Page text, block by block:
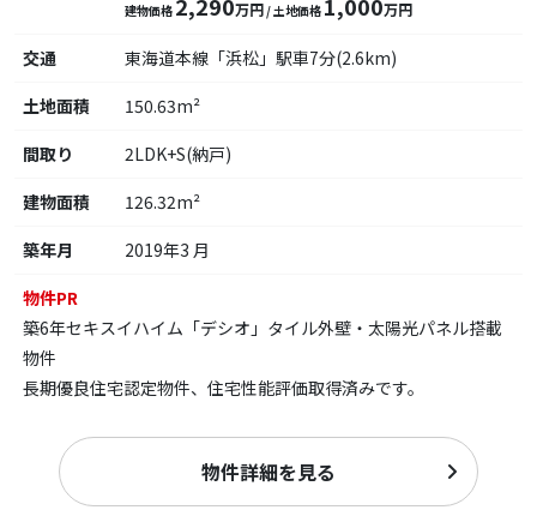
建物価格 2,290万円/ 土地価格 1,000万円
交通
東海道本線「浜松」駅車7分(2.6km)
土地面積
150.63m²
間取り
2LDK+S(納戸)
建物面積
126.32m²
築年月
2019年3 月
物件PR
築6年セキスイハイム「デシオ」タイル外壁・太陽光パネル搭載
物件
長期優良住宅認定物件、住宅性能評価取得済みです。
物件詳細を見る